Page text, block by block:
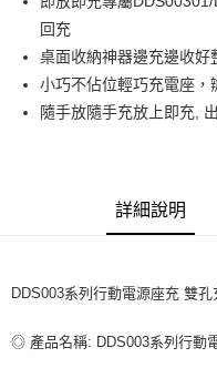
街口支付
悠遊付
ATM付款
每筆NT$80，滿NT$599(含
7-11取貨付款
回充
桌面收納神器邊充邊收好
小巧不佔位輕巧充電座
隨手放隨手充放上即充,
詳細說明
DDS003系列行動電源座充 雙
◎ 產品名稱: DDS003系列行動